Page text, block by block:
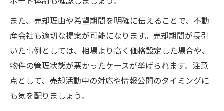
また、売却理由や希望期間を明確に伝えることで、不動
産会社も適切な提案が可能になります。売却期間が長引
いた事例としては、相場より高く価格設定した場合や、
物件の管理状態が悪かったケースが挙げられます。注意
点として、売却活動中の対応や情報公開のタイミングに
も気を配りましょう。